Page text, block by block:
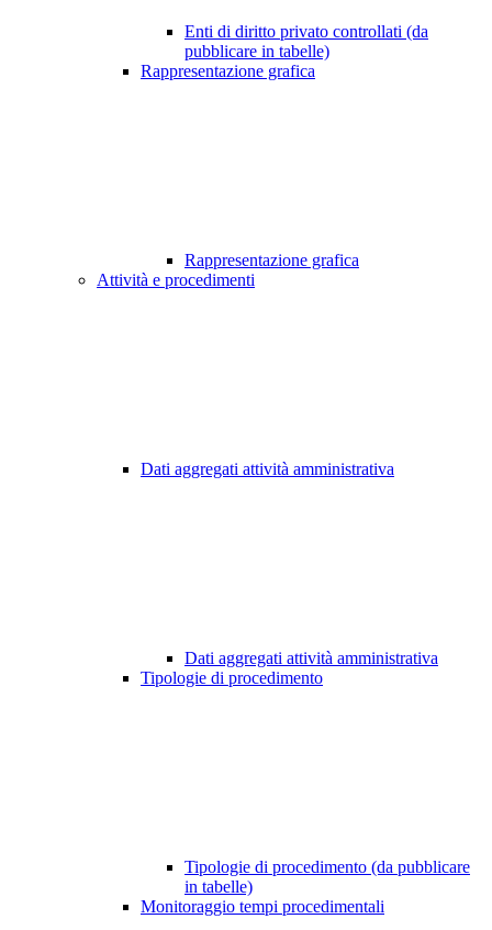
Enti di diritto privato controllati (da
pubblicare in tabelle)
Rappresentazione grafica
Rappresentazione grafica
Attività e procedimenti
Dati aggregati attività amministrativa
Dati aggregati attività amministrativa
Tipologie di procedimento
Tipologie di procedimento (da pubblicare
in tabelle)
Monitoraggio tempi procedimentali